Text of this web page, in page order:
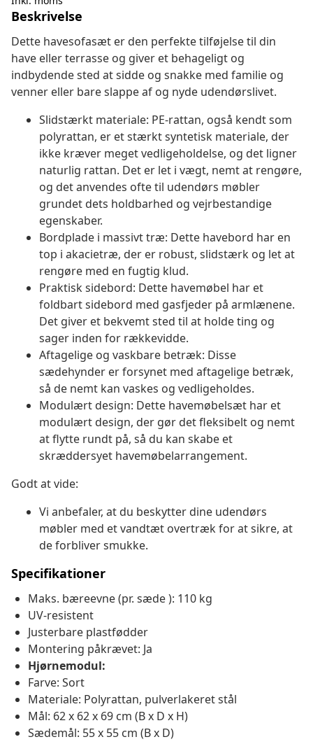
Beskrivelse
Dette havesofasæt er den perfekte tilføjelse til din
have eller terrasse og giver et behageligt og
indbydende sted at sidde og snakke med familie og
venner eller bare slappe af og nyde udendørslivet.
Slidstærkt materiale: PE-rattan, også kendt som
polyrattan, er et stærkt syntetisk materiale, der
ikke kræver meget vedligeholdelse, og det ligner
naturlig rattan. Det er let i vægt, nemt at rengøre,
og det anvendes ofte til udendørs møbler
grundet dets holdbarhed og vejrbestandige
egenskaber.
Bordplade i massivt træ: Dette havebord har en
top i akacietræ, der er robust, slidstærk og let at
rengøre med en fugtig klud.
Praktisk sidebord: Dette havemøbel har et
foldbart sidebord med gasfjeder på armlænene.
Det giver et bekvemt sted til at holde ting og
sager inden for rækkevidde.
Aftagelige og vaskbare betræk: Disse
sædehynder er forsynet med aftagelige betræk,
så de nemt kan vaskes og vedligeholdes.
Modulært design: Dette havemøbelsæt har et
modulært design, der gør det fleksibelt og nemt
at flytte rundt på, så du kan skabe et
skræddersyet havemøbelarrangement.
Godt at vide:
Vi anbefaler, at du beskytter dine udendørs
møbler med et vandtæt overtræk for at sikre, at
de forbliver smukke.
Specifikationer
Maks. bæreevne (pr. sæde ): 110 kg
UV-resistent
Justerbare plastfødder
Montering påkrævet: Ja
Hjørnemodul:
Farve: Sort
Materiale: Polyrattan, pulverlakeret stål
Mål: 62 x 62 x 69 cm (B x D x H)
Sædemål: 55 x 55 cm (B x D)